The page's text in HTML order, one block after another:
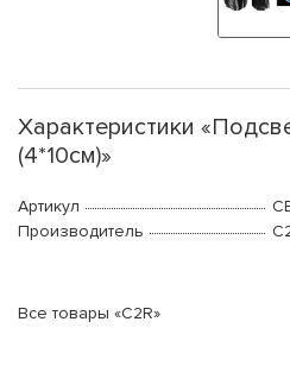
Характеристики
(4*10см)»
Артикул
Производитель
Все товары «C2R»